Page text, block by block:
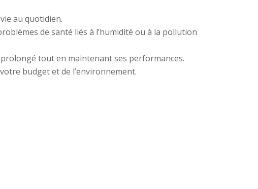
au quotidien.
de santé liés à l’humidité ou à la pollution
tout en maintenant ses performances.
budget et de l’environnement.